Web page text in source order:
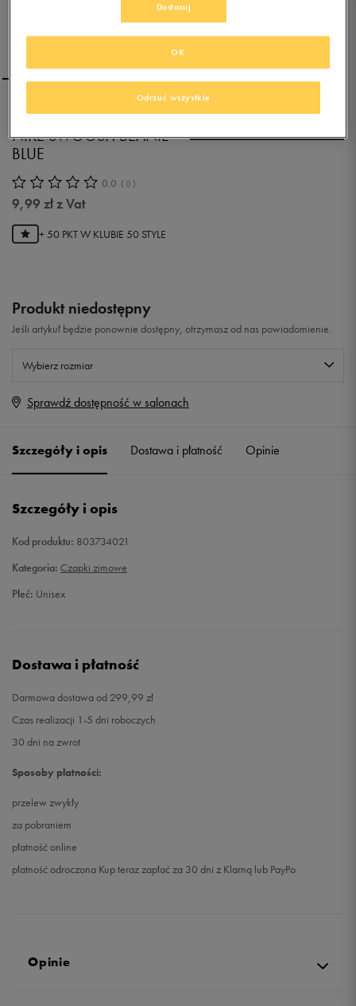
NIKE CZAPKA ZIMOWA
NIKE SWOOSH BEANIE -
BLUE
0.0 ( 0 )
9,99 złz Vat
+ 50 PKT W KLUBIE 50 STYLE
Produkt niedostępny
Jeśli artykuł będzie ponownie dostępny, otrzymasz od nas powiadomienie.
Wybierz rozmiar
ONE SIZE Powiadom o dostępności
Sprawdź dostępność w salonach
Szczegóły i opis Dostawa i płatność Opinie
Szczegóły i opis
Kod produktu: 803734021
Kategoria: Czapki zimowe
Płeć: Unisex
Dostawa i płatność
Darmowa dostawa od 299,99 zł
Czas realizacji 1-5 dni roboczych
30 dni na zwrot
Sposoby płatności:
przelew zwykły
za pobraniem
płatność online
płatność odroczona Kup teraz zapłać za 30 dni z Klarną lub PayPo
Opinie
Dostosuj
Odrzuć wszystkie
OK